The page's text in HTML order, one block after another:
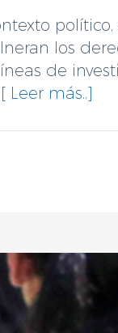
los
de
[ Leer más..]